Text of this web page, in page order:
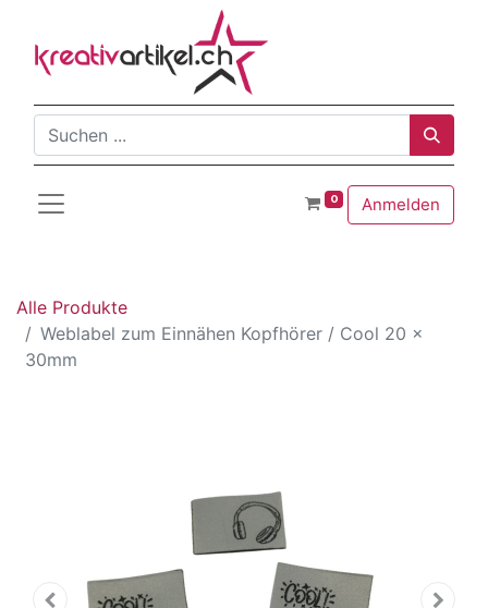
0 Anmelden
Alle Produkte
Weblabel zum Einnähen Kopfhörer / Cool 20 x
30mm